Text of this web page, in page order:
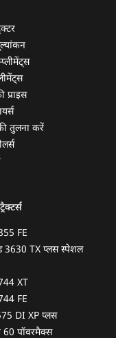
प्राइस
तुलना करें
FE
3630 TX प्लस स्पेशल
XT
FE
575 DI XP प्लस
60 पॉवरमैक्स